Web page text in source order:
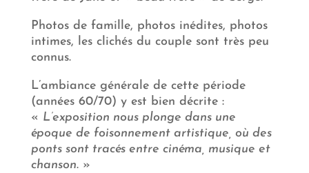
Photos de famille, photos inédites, photos
intimes, les clichés du couple sont très peu
connus.
L’ambiance générale de cette période
(années 60/70) y est bien décrite :
« L’exposition nous plonge dans une
époque de foisonnement artistique, où des
ponts sont tracés entre cinéma, musique et
chanson. »